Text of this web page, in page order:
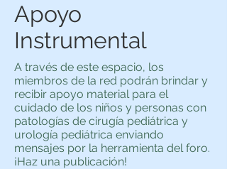
Apoyo
Instrumental
A través de este espacio, los
miembros de la red podrán brindar y
recibir apoyo material para el
cuidado de los niños y personas con
patologías de cirugía pediátrica y
urología pediátrica enviando
mensajes por la herramienta del foro.
¡Haz una publicación!